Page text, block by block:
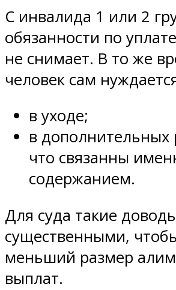
С инвалида 1 или 2
обязанности по
не снимает. В то же
человек сам
в уходе;
в дополнительных
что связанны
содержанием.
Для суда такие
существенными,
меньший размер
выплат.